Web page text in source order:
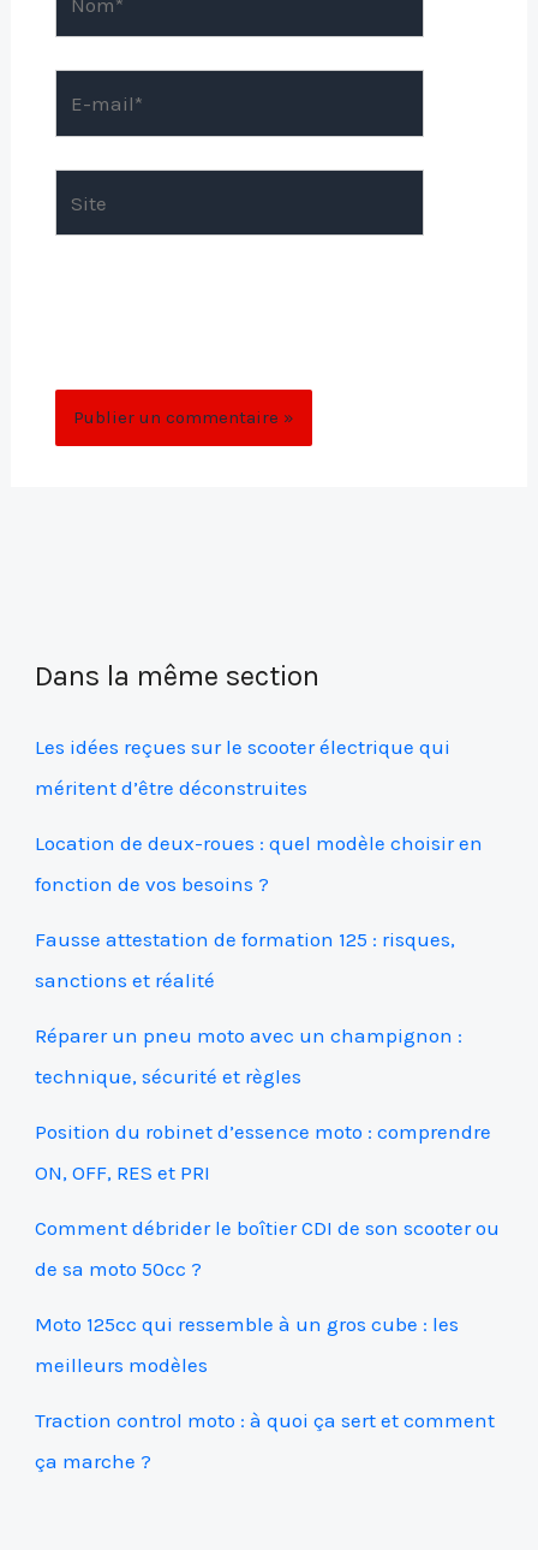
Dans la même section
Les idées reçues sur le scooter électrique qui
méritent d’être déconstruites
Location de deux-roues : quel modèle choisir en
fonction de vos besoins ?
Fausse attestation de formation 125 : risques,
sanctions et réalité
Réparer un pneu moto avec un champignon :
technique, sécurité et règles
Position du robinet d’essence moto : comprendre
ON, OFF, RES et PRI
Comment débrider le boîtier CDI de son scooter ou
de sa moto 50cc ?
Moto 125cc qui ressemble à un gros cube : les
meilleurs modèles
Traction control moto : à quoi ça sert et comment
ça marche ?